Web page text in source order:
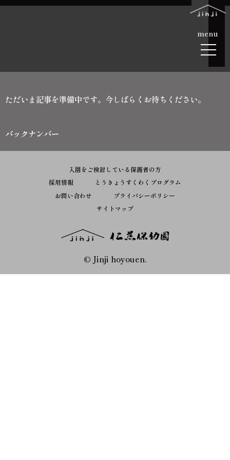
menu
ただいま記事を準備中です。今しばらくお待ちください。
バックナンバー
入園をご検討している保護者の方
採用情報
とうきょうすくわくプログラム
お問い合わせ
プライバシーポリシー
サイトマップ
© Jinji hoyouen.